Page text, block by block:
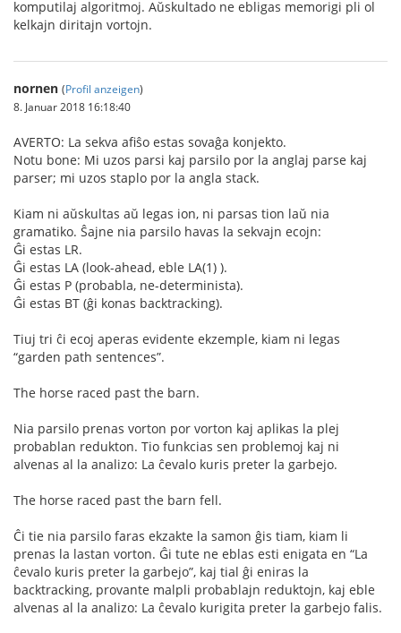
komputilaj algoritmoj. Aŭskultado ne ebligas memorigi pli ol
kelkajn diritajn vortojn.
nornen (Profil anzeigen)
8. Januar 2018 16:18:40
AVERTO: La sekva afiŝo estas sovaĝa konjekto.
Notu bone: Mi uzos parsi kaj parsilo por la anglaj parse kaj
parser; mi uzos staplo por la angla stack.
Kiam ni aŭskultas aŭ legas ion, ni parsas tion laŭ nia
gramatiko. Ŝajne nia parsilo havas la sekvajn ecojn:
Ĝi estas LR.
Ĝi estas LA (look-ahead, eble LA(1) ).
Ĝi estas P (probabla, ne-determinista).
Ĝi estas BT (ĝi konas backtracking).
Tiuj tri ĉi ecoj aperas evidente ekzemple, kiam ni legas
“garden path sentences”.
The horse raced past the barn.
Nia parsilo prenas vorton por vorton kaj aplikas la plej
probablan redukton. Tio funkcias sen problemoj kaj ni
alvenas al la analizo: La ĉevalo kuris preter la garbejo.
The horse raced past the barn fell.
Ĉi tie nia parsilo faras ekzakte la samon ĝis tiam, kiam li
prenas la lastan vorton. Ĝi tute ne eblas esti enigata en “La
ĉevalo kuris preter la garbejo”, kaj tial ĝi eniras la
backtracking, provante malpli probablajn reduktojn, kaj eble
alvenas al la analizo: La ĉevalo kurigita preter la garbejo falis.